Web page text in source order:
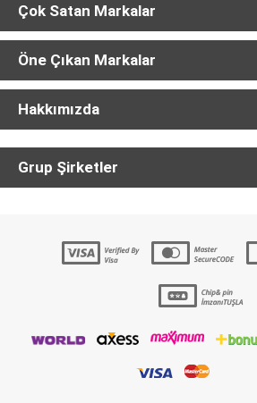
Çok Satan Markalar
Öne Çıkan Markalar
Hakkımızda
Grup Şirketler